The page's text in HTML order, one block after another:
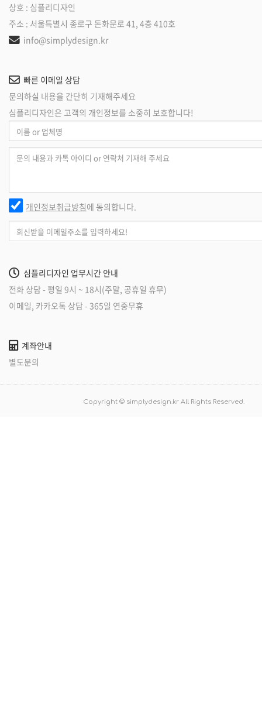
상호 : 심플리디자인
주소 : 서울특별시 종로구 돈화문로 41, 4층 410호
info@simplydesign.kr
빠른 이메일 상담
문의하실 내용을 간단히 기재해주세요
심플리디자인은 고객의 개인정보를 소중히 보호합니다!
개인정보취급방침에 동의합니다.
심플리디자인 업무시간 안내
전화 상담 - 평일 9시 ~ 18시(주말, 공휴일 휴무)
이메일, 카카오톡 상담 - 365일 연중무휴
계좌안내
별도문의
Copyright © simplydesign.kr All Rights Reserved.